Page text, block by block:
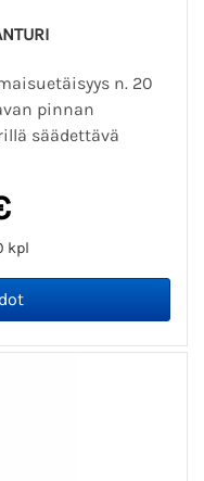
n. 20
pinnan
säädettävä
kpl